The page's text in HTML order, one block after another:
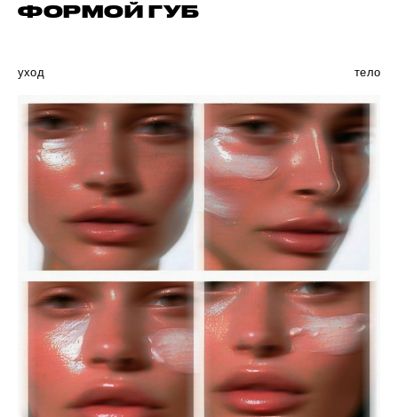
ФОРМОЙ ГУБ
уход тело